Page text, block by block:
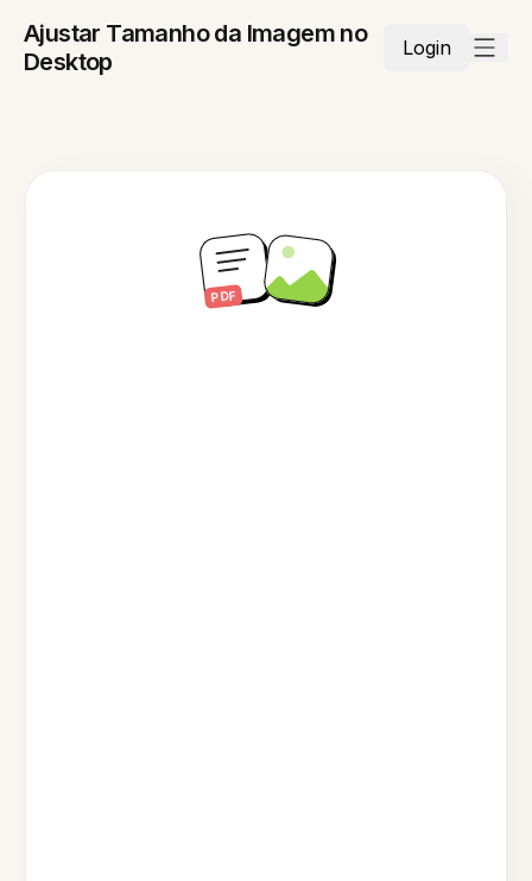
Ajustar Tamanho da Imagem no
Desktop
Login